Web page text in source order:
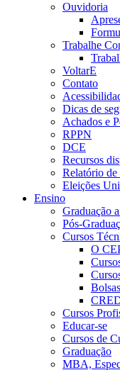
Ouvidoria
Trabalhe
VoltarE
Contato
Dicas de
Achados e
RPPN
DCE
Recursos
Relatório de
Eleições
Ensino
Graduação
Pós-
Cursos
O
Cursos
Educar-se
Cursos de
Graduação
MBA,